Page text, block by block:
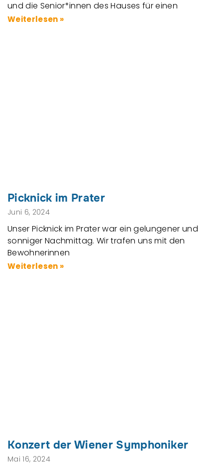
und die Senior*innen des Hauses für einen
Weiterlesen »
Picknick im Prater
Juni 6, 2024
Unser Picknick im Prater war ein gelungener und
sonniger Nachmittag. Wir trafen uns mit den
Bewohnerinnen
Weiterlesen »
Konzert der Wiener Symphoniker
Mai 16, 2024